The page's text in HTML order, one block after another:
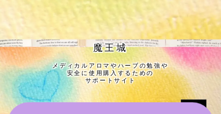
【最新】クイズと花の部屋
★全種/アロマハーブスパイス基材 プチ辞典ク
イズ＆プチ辞典
★アロマ検定＋αクイズ
★アロマハーブ傾向チェック
魔王城
メディカルアロマやハーブの勉強や
安全に使用購入するための
サポートサイト